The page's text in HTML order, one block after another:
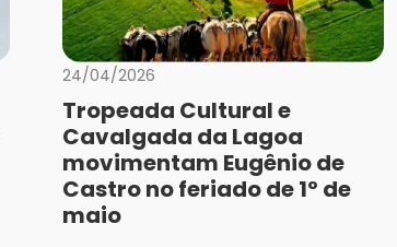
24/04/2026
Tropeada Cultural e
Cavalgada da Lagoa
movimentam Eugênio de
Castro no feriado de 1º de
maio